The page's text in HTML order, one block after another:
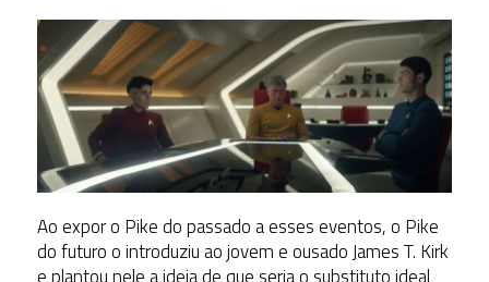
Ao expor o Pike do passado a esses eventos, o Pike
do futuro o introduziu ao jovem e ousado James T. Kirk
e plantou nele a ideia de que seria o substituto ideal